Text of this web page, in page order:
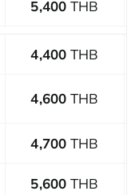
5,400 THB
4,400 THB
4,600 THB
4,700 THB
5,600 THB